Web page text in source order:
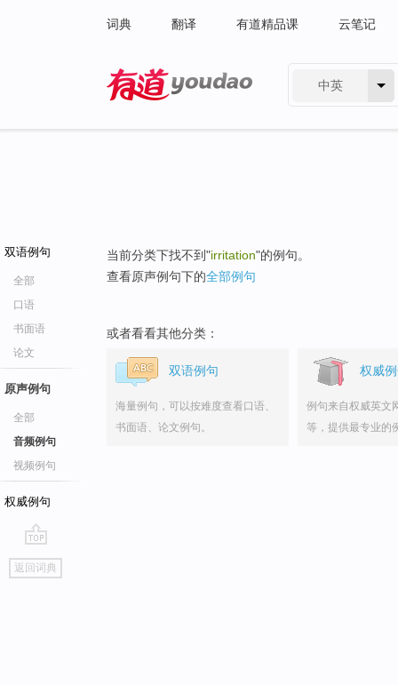
词典 翻译 有道精品课 云笔记
中英
双语例句
全部
口语
书面语
论文
原声例句
全部
音频例句
视频例句
权威例句
go
top
返回词典
当前分类下找不到"irritation"的例句。
查看原声例句下的全部例句
或者看看其他分类：
双语例句
海量例句，可以按难度查看口语、
书面语、论文例句。
权威
例句来自权威英文
等，提供最专业的